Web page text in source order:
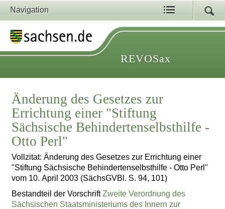
Navigation
REVOSax
Änderung des Gesetzes zur
Errichtung einer "Stiftung
Sächsische Behindertenselbsthilfe -
Otto Perl"
Vollzitat: Änderung des Gesetzes zur Errichtung einer
"Stiftung Sächsische Behindertenselbsthilfe - Otto Perl"
vom 10. April 2003 (SächsGVBl. S. 94, 101)
Bestandteil der VorschriftZweite Verordnung des
Sächsischen Staatsministeriums des Innern zur